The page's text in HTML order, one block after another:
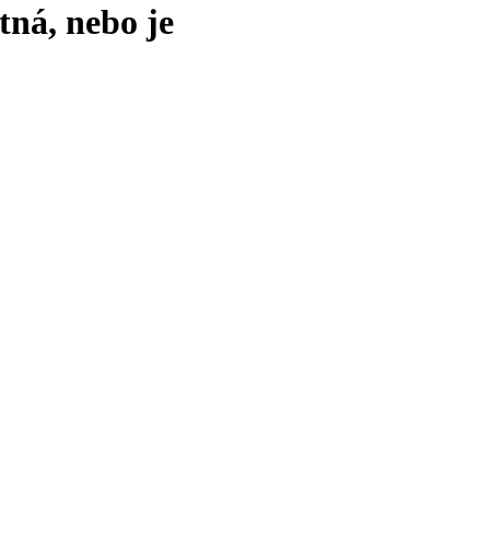
nebo je